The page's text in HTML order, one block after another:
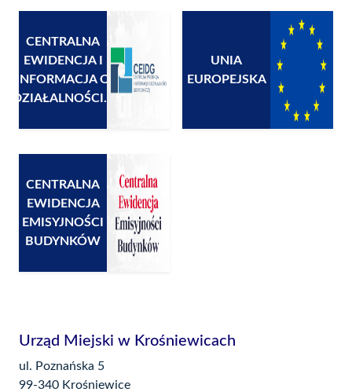
CENTRALNA
EWIDENCJA I
INFORMACJA O
DZIAŁALNOŚCI...
UNIA
EUROPEJSKA
CENTRALNA
EWIDENCJA
EMISYJNOŚCI
BUDYNKÓW
Urząd Miejski w Krośniewicach
ul. Poznańska 5
99-340 Krośniewice